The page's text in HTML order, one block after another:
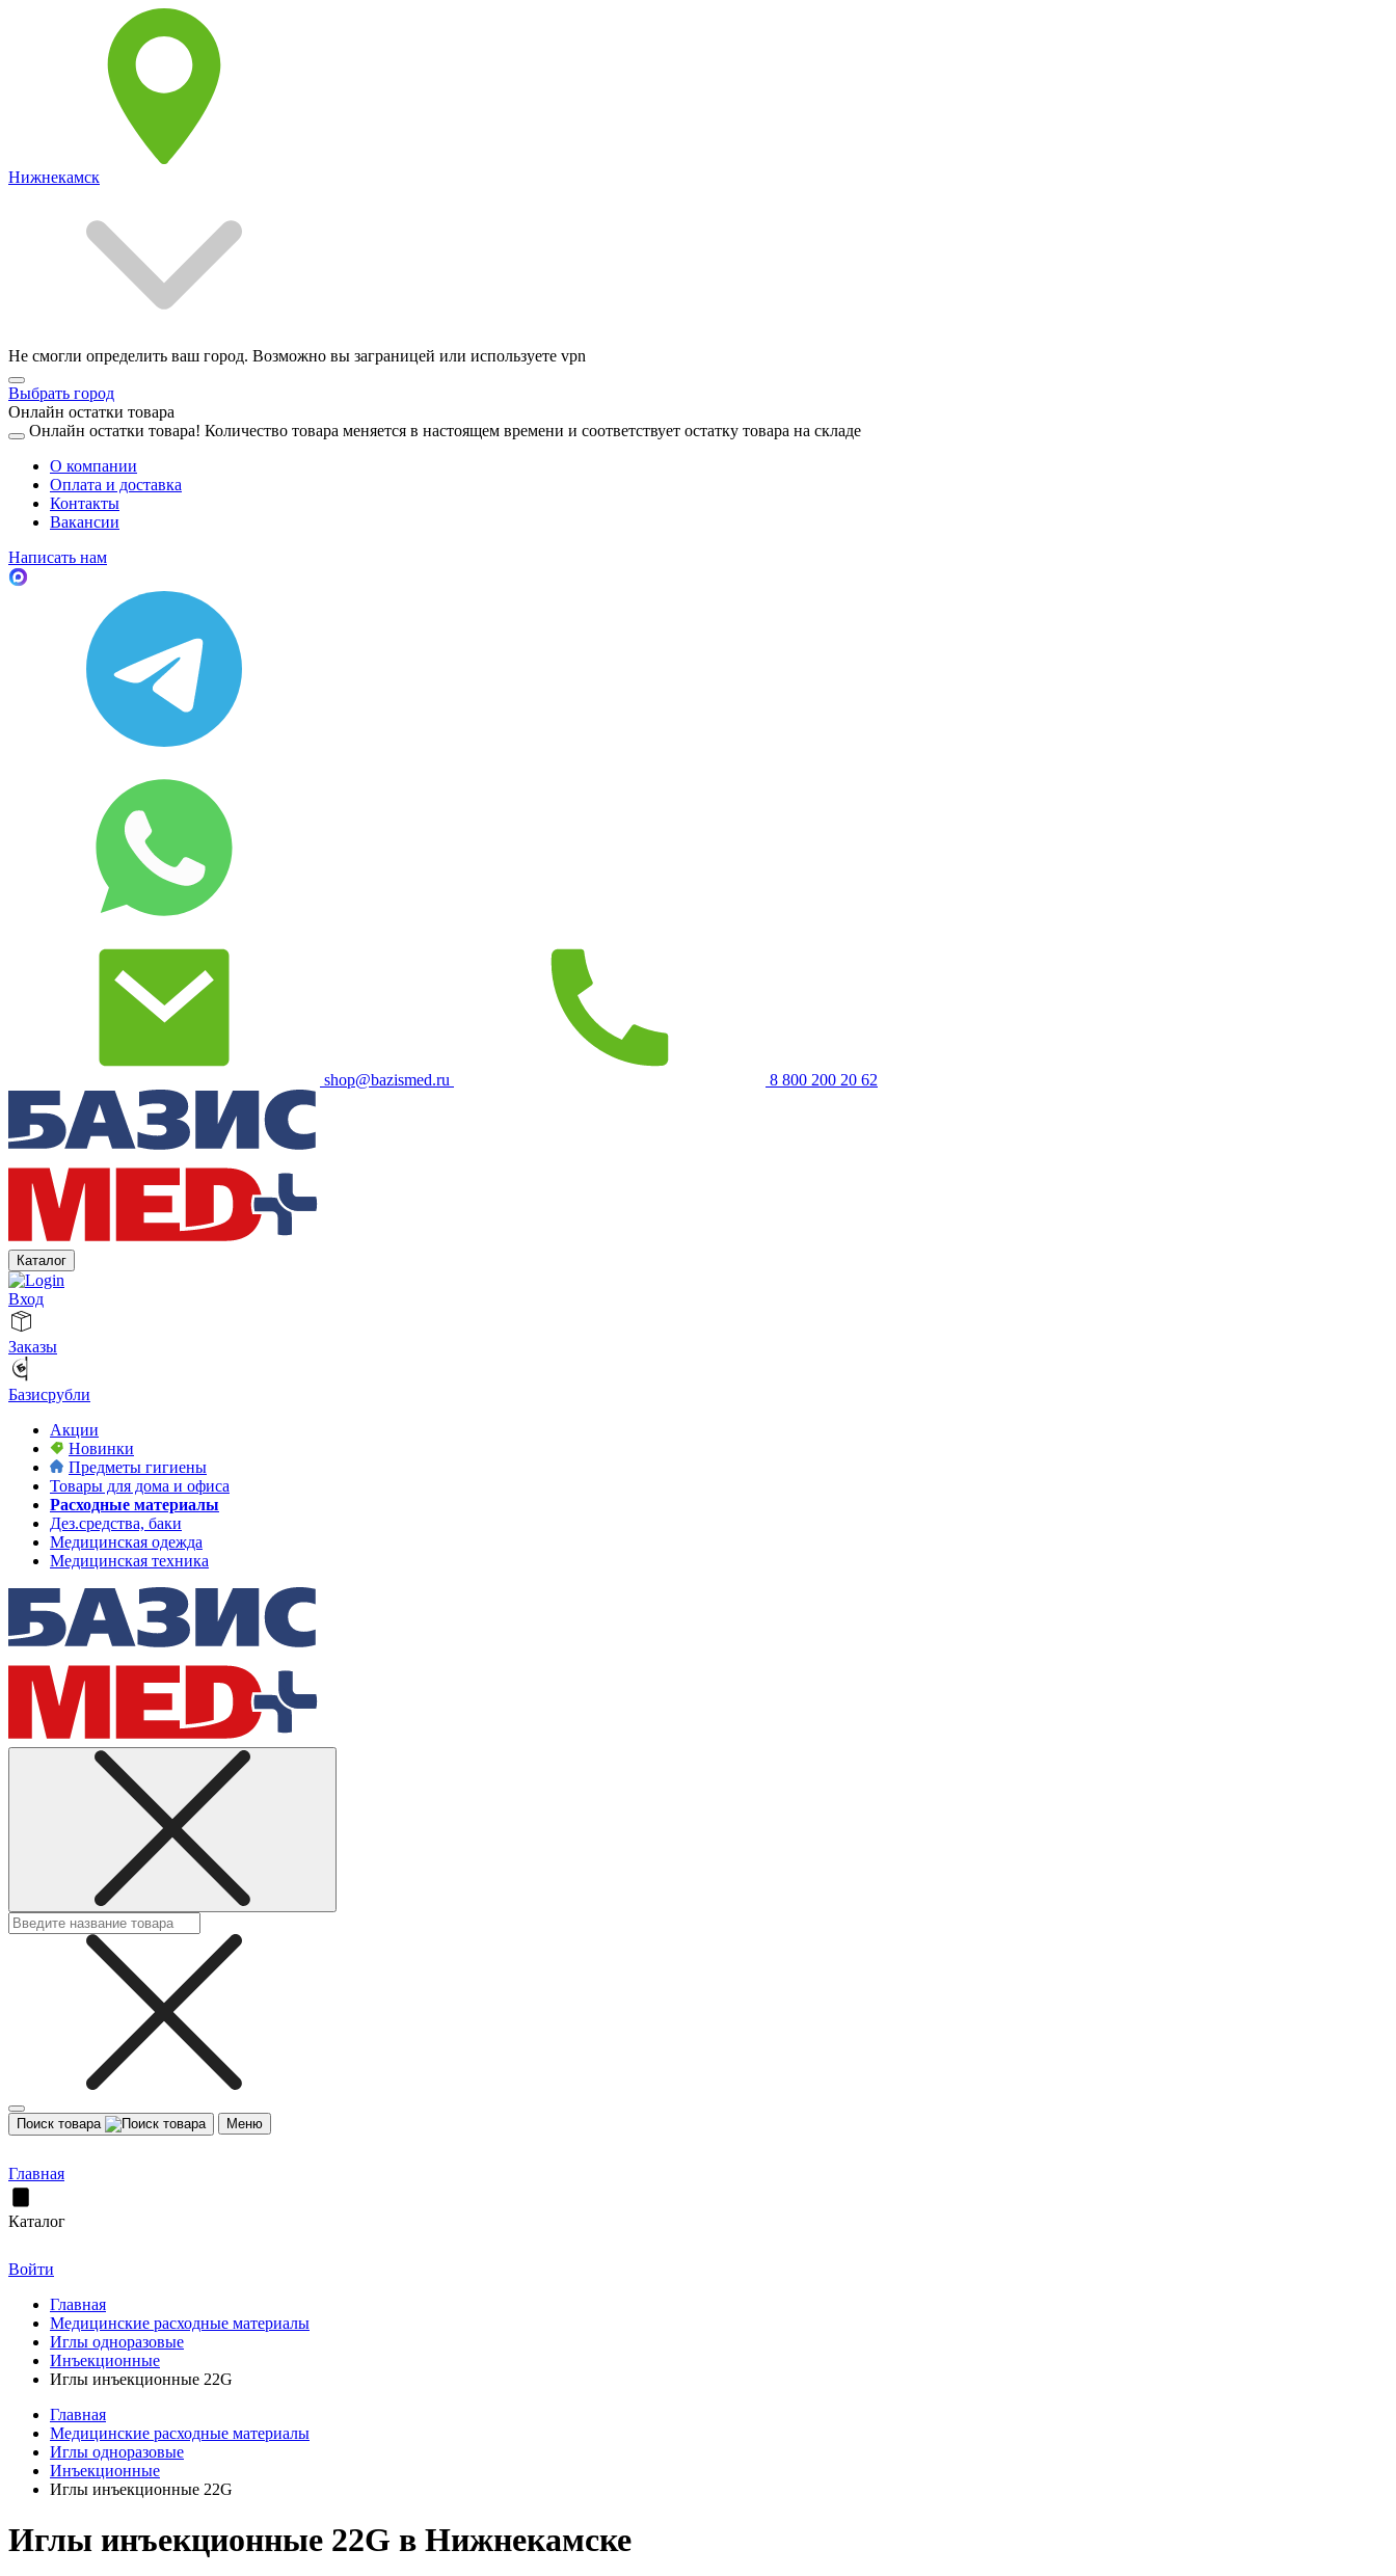
Нижнекамск
Не смогли определить ваш город. Возможно вы заграницей или используете vpn
Выбрать город
Онлайн остатки товара
Онлайн остатки товара! Количество товара меняется в настоящем времени и соответствует остатку товара на складе
О компании
Оплата и доставка
Контакты
Вакансии
Написать нам
shop@bazismed.ru 8 800 200 20 62
Каталог
Вход
Заказы
Базисрубли
Акции
Новинки
Предметы гигиены
Товары для дома и офиса
Расходные материалы
Дез.средства, баки
Медицинская одежда
Медицинская техника
Поиск товара Меню
Главная
Каталог
Войти
Главная
Медицинские расходные материалы
Иглы одноразовые
Инъекционные
Иглы инъекционные 22G
Главная
Медицинские расходные материалы
Иглы одноразовые
Инъекционные
Иглы инъекционные 22G
Иглы инъекционные 22G в Нижнекамске